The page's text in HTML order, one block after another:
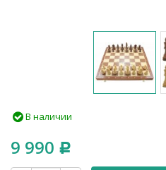
В наличии
9 990 Р